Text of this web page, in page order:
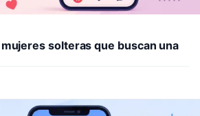
solteras que buscan una